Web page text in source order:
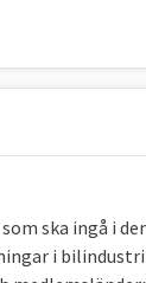
2020 och
enskilda
2023
ska ingå i
i